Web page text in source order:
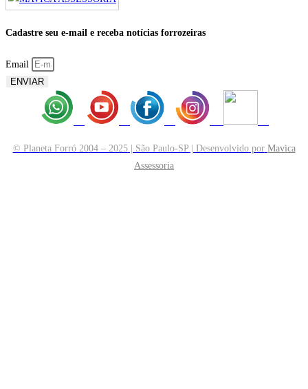
Cadastre seu e-mail e receba notícias forrozeiras
Email
ENVIAR
© Planeta Forró 2004 – 2025 | São Paulo-SP | Desenvolvido por Mavica
Assessoria